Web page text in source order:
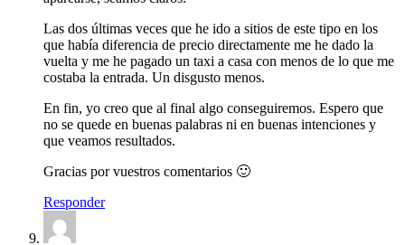
Las dos últimas veces que he ido a sitios de este tipo en los
que había diferencia de precio directamente me he dado la
vuelta y me he pagado un taxi a casa con menos de lo que me
costaba la entrada. Un disgusto menos.
En fin, yo creo que al final algo conseguiremos. Espero que
no se quede en buenas palabras ni en buenas intenciones y
que veamos resultados.
Gracias por vuestros comentarios 🙂
Responder